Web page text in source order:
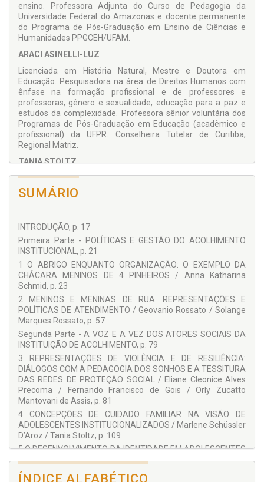
profunda sobre a infância e a adolescência vulneráveis e a
intensa busca e manutenção dos Direitos Humanos como
valores a serem vivenciados e cultivados.
Nós também amamos a vida...
Para vocês a vida é bela...
Para nós, favela.
Para vocês, escola...
Para nós pedir esmola.
Para vocês carro do ano...
Para nós resto de pano.
Para vocês ir à lua...
Para nós morar na rua.
Para vocês Coca-Cola...
Para vocês avião...
Para nós camburão.
Para vocês academia...
Para nós delegacia.
Para vocês apartamento...
Para nós acampamento.
Para vocês imobiliária...
Para nós reforma agrária.
Para vocês compaixão...
Para nós organização.
Para vocês tá bom felicidade...
Para nós, igualdade.
ensino. Professora Adjunta do Curso de Pedagogia da
Universidade Federal do Amazonas e docente permanente
do Programa de Pós-Graduação em Ensino de Ciências e
Humanidades PPGCEH/UFAM.
ARACI ASINELLI-LUZ
Licenciada em História Natural, Mestre e Doutora em
Educação. Pesquisadora na área de Direitos Humanos com
ênfase na formação profissional e de professores e
professoras, gênero e sexualidade, educação para a paz e
estudos da complexidade. Professora sênior voluntária dos
Programas de Pós-Graduação em Educação (acadêmico e
profissional) da UFPR. Conselheira Tutelar de Curitiba,
Regional Matriz.
TANIA STOLTZ
Licenciada em Pedagogia e Educação Artística, Mestre e
Doutora em Educação. Desde 2008 é coordenadora do
acordo de cooperação científica entre a Universidade Alanus,
Paraná, participando do grupo internacional de estudos e de
pesquisas em rede do CEST – Institute of Conscious
Education and Social Transformation, na Alanus Hochschule,
Alemanha. Atua desde 1996 como professora com
dedicação exclusiva na Universidade Federal do Paraná,
atualmente como Titular. Bolsista produtividade do CNPq.
COLABORADORES:
Anna Katharina Schmid
Araci Asinelli-Luz
Araci Asinelli-Luz
Eliane Cleonice Alves Precoma
Fernando Francisco De Gois
Geovanio Rossato
Hamilton Oliveira Alves
Helga Loos Sant’Ana
Janete Maria Da Silva Batista
Marlene Schüssler D’Aroz
SUMÁRIO
INTRODUÇÃO, p. 17
Primeira Parte - POLÍTICAS E GESTÃO DO ACOLHIMENTO
INSTITUCIONAL, p. 21
1 O ABRIGO ENQUANTO ORGANIZAÇÃO: O EXEMPLO DA
CHÁCARA MENINOS DE 4 PINHEIROS / Anna Katharina
Schmid, p. 23
2 MENINOS E MENINAS DE RUA: REPRESENTAÇÕES E
POLÍTICAS DE ATENDIMENTO / Geovanio Rossato / Solange
Marques Rossato, p. 57
Segunda Parte - A VOZ E A VEZ DOS ATORES SOCIAIS DA
INSTITUIÇÃO DE ACOLHIMENTO, p. 79
3 REPRESENTAÇÕES DE VIOLÊNCIA E DE RESILIÊNCIA:
DIÁLOGOS COM A PEDAGOGIA DOS SONHOS E A TESSITURA
DAS REDES DE PROTEÇÃO SOCIAL / Eliane Cleonice Alves
Precoma / Fernando Francisco de Gois / Orly Zucatto
Mantovani de Assis, p. 81
4 CONCEPÇÕES DE CUIDADO FAMILIAR NA VISÃO DE
ADOLESCENTES INSTITUCIONALIZADOS / Marlene Schüssler
D’Aroz / Tania Stoltz, p. 109
5 O DESENVOLVIMENTO DA IDENTIDADE EM ADOLESCENTES
EM SITUAÇÃO DE VULNERABILIDADE / Susana Núñez-
Rodriguez / Helga Loos Sant’Ana, p. 135
ÍNDICE ALFABÉTICO